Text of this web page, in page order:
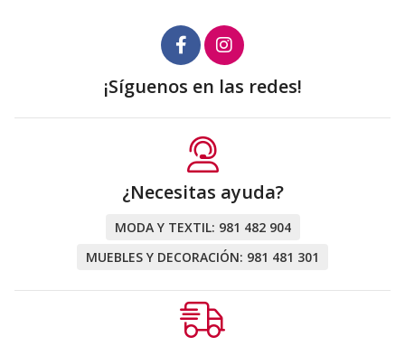
¡Síguenos en las redes!
¿Necesitas ayuda?
MODA Y TEXTIL: 981 482 904
MUEBLES Y DECORACIÓN: 981 481 301